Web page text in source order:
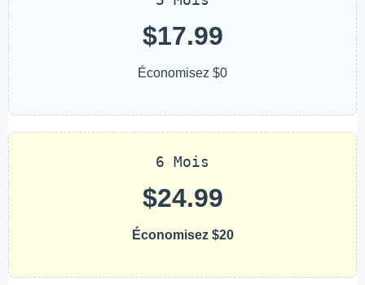
$17.99
Économisez $0
6 Mois
$24.99
Économisez $20